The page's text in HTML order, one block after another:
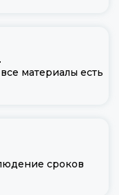
материалы есть
сроков